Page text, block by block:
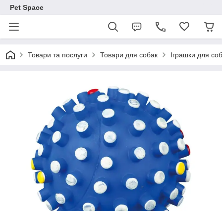
Pet Space
Товари та послуги Товари для собак Іграшки для